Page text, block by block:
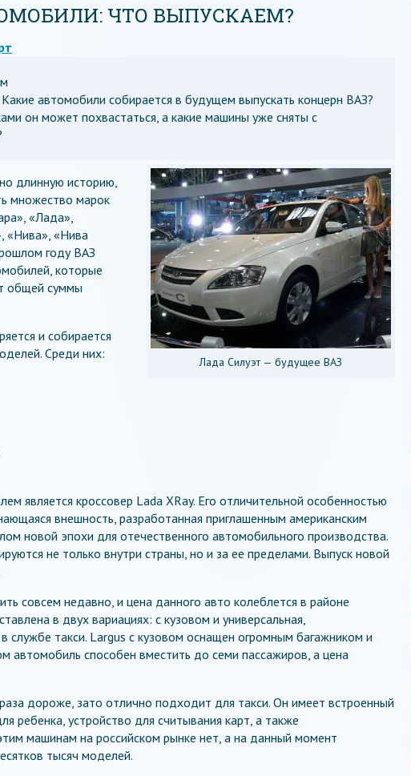
ЧТО ВЫПУСКАЕМ?
автомобили собирается в будущем выпускать концерн ВАЗ?
он может похвастаться, а какие машины уже сняты с
Лада Силуэт — будущее ВАЗ
длинную историю,
множество марок
«Лада»,
«Нива», «Нива
году ВАЗ
которые
общей суммы
и собирается
Среди них:
является кроссовер Lada XRay. Его отличительной особенностью
внешность, разработанная приглашенным американским
новой эпохи для отечественного автомобильного производства.
не только внутри страны, но и за ее пределами. Выпуск новой
совсем недавно, и цена данного авто колеблется в районе
в двух вариациях: с кузовом и универсальная,
службе такси. Largus с кузовом оснащен огромным багажником и
автомобиль способен вместить до семи пассажиров, а цена
дороже, зато отлично подходит для такси. Он имеет встроенный
ребенка, устройство для считывания карт, а также
машинам на российском рынке нет, а на данный момент
тысяч моделей.